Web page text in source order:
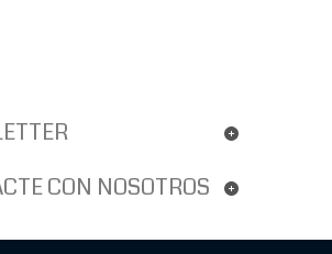
CON NOSOTROS